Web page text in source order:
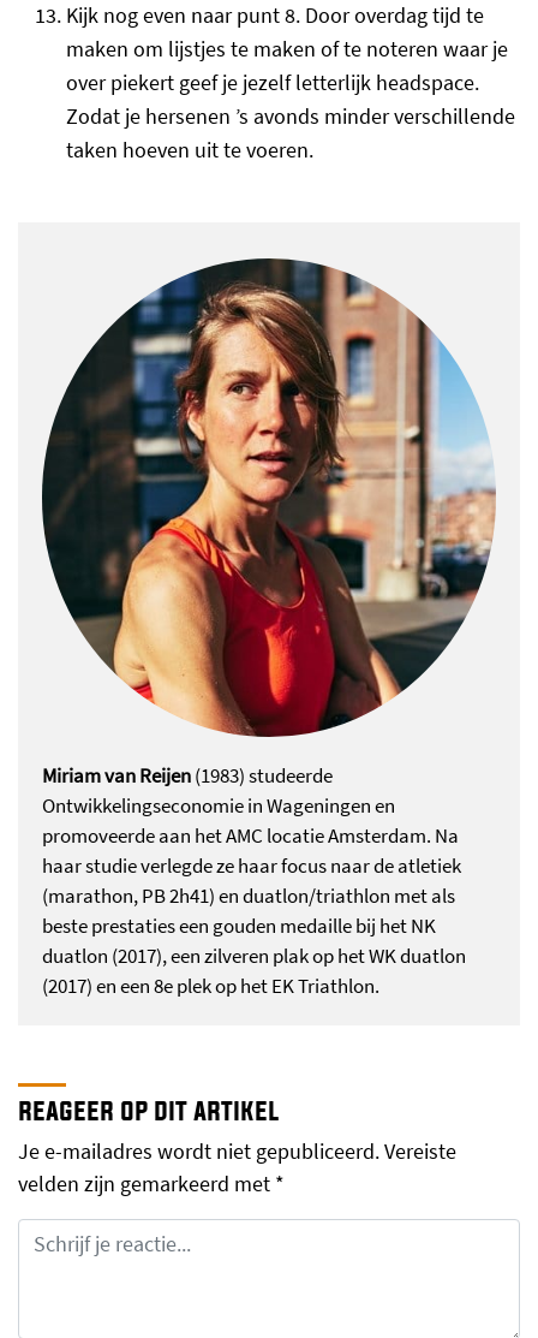
Kijk nog even naar punt 8. Door overdag tijd te
maken om lijstjes te maken of te noteren waar je
over piekert geef je jezelf letterlijk headspace.
Zodat je hersenen ’s avonds minder verschillende
taken hoeven uit te voeren.
Miriam van Reijen(1983) studeerde
Ontwikkelingseconomie in Wageningen en
promoveerde aan het AMC locatie Amsterdam. Na
haar studie verlegde ze haar focus naar de atletiek
(marathon, PB 2h41) en duatlon/triathlon met als
beste prestaties een gouden medaille bij het NK
duatlon (2017), een zilveren plak op het WK duatlon
(2017) en een 8e plek op het EK Triathlon.
reageer op dit artikel
Je e-mailadres wordt niet gepubliceerd.Vereiste
velden zijn gemarkeerd met *